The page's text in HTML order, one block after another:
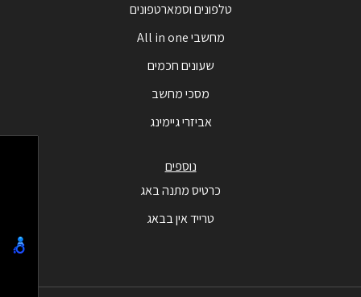
טלפונים וסמארטפונים
מחשבי All in one
שעונים חכמים
מסכי מחשב
אביזרי גיימינג
נוספים
כרטיס מתנה באג
טרייד אין בבאג